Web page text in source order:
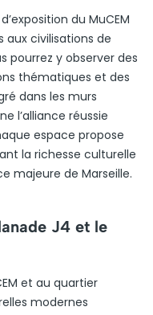
du MuCEM
civilisations de
pourrez y observer des
thématiques et des
dans les murs
l’alliance réussie
espace propose
la richesse culturelle
majeure de Marseille.
J4 et le
et au quartier
modernes